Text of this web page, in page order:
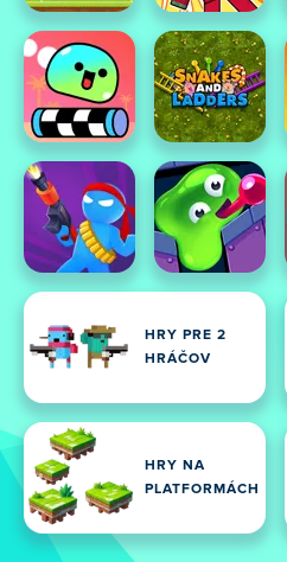
HRY PRE 2
HRÁČOV
HRY NA
PLATFORMÁCH